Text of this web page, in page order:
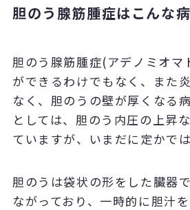
胆のう腺筋腫症はこんな
胆のう腺筋腫症(アデノミオマ
ができるわけでもなく、また
なく、胆のうの壁が厚くなる
としては、胆のう内圧の上昇
ていますが、いまだに定かでは
胆のうは袋状の形をした臓器
ながっており、一時的に胆汁